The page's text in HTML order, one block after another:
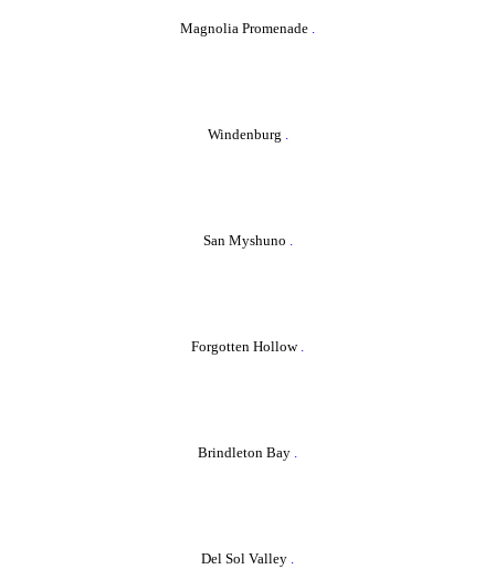
Magnolia Promenade .
Windenburg .
San Myshuno .
Forgotten Hollow.
Brindleton Bay .
Del Sol Valley .